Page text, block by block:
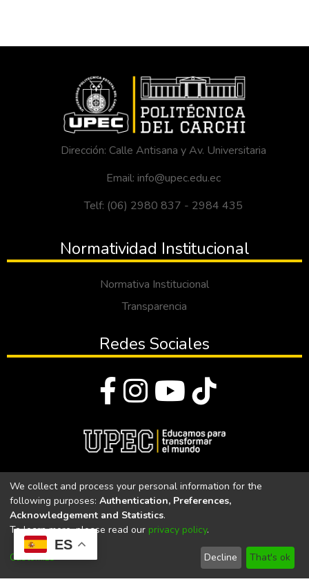
ES
Dirección: Calle Antisana y Av. Universitaria
Email: info@upec.edu.ec
Telf: (06) 2980 837 - 2984 435
Normatividad Institucional
Normativa Institucional
Transparencia
Redes Sociales
Universidad Politécnica Estatal del Carchi
Universidad Politécnica Estatal del Carchi | Acreditada por el
CACES Resolución N°. 160-SE-33-CACES-2020
We collect and process your personal information for the
following purposes: Authentication, Preferences,
Acknowledgement and Statistics.
To learn more, please read our privacy policy.
Customize Decline That's ok